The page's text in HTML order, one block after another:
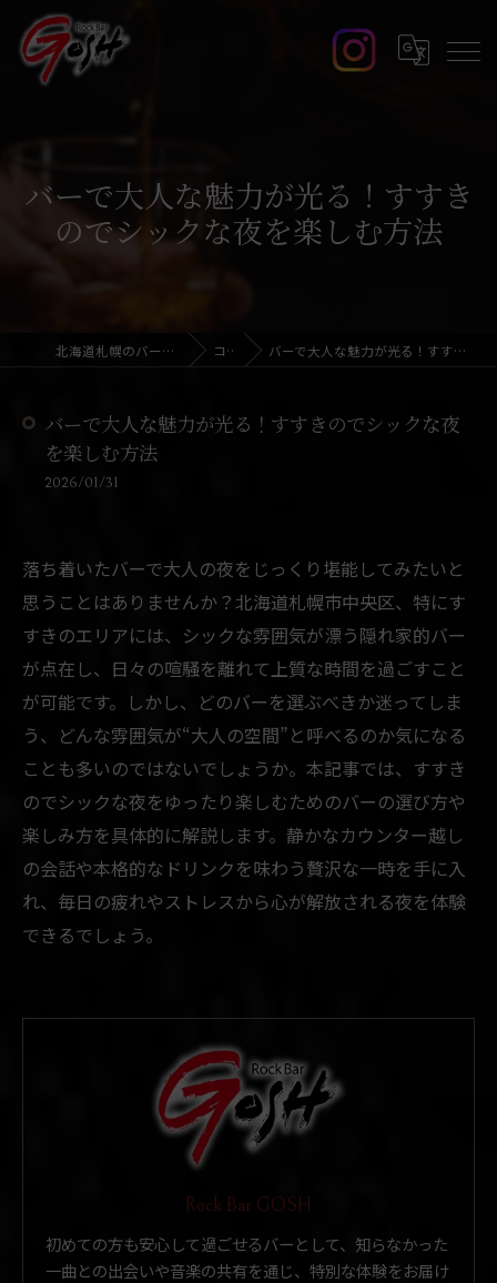
バーで大人な魅力が光る！すすき
のでシックな夜を楽しむ方法
北海道札幌のバーならRock Bar GOSH コラム バーで大人な魅力が光る！すすきのでシックな夜を楽しむ方法
バーで大人な魅力が光る！すすきのでシックな夜
を楽しむ方法
2026/01/31
落ち着いたバーで大人の夜をじっくり堪能してみたいと
思うことはありませんか？北海道札幌市中央区、特にす
すきのエリアには、シックな雰囲気が漂う隠れ家的バー
が点在し、日々の喧騒を離れて上質な時間を過ごすこと
が可能です。しかし、どのバーを選ぶべきか迷ってしま
う、どんな雰囲気が“大人の空間”と呼べるのか気になる
ことも多いのではないでしょうか。本記事では、すすき
のでシックな夜をゆったり楽しむためのバーの選び方や
楽しみ方を具体的に解説します。静かなカウンター越し
の会話や本格的なドリンクを味わう贅沢な一時を手に入
れ、毎日の疲れやストレスから心が解放される夜を体験
できるでしょう。
Rock Bar GOSH
初めての方も安心して過ごせるバーとして、知らなかった
一曲との出会いや音楽の共有を通じ、特別な体験をお届け